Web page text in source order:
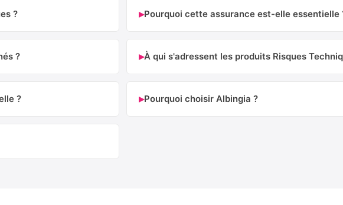
? ▸Pourquoi cette assurance est-elle essentielle
? ▸À qui s'adressent les produits Risques
? ▸Pourquoi choisir Albingia ?